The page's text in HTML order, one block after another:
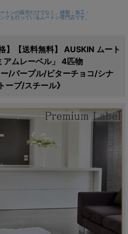
トンの販売だけでなく、縫製・加工・
グも行っているムートン専門店です。
】【送料無料】 AUSKIN ムート
アムレーベル」 4匹物
/パープル/ビターチョコ/シナ
ープ/スチール》